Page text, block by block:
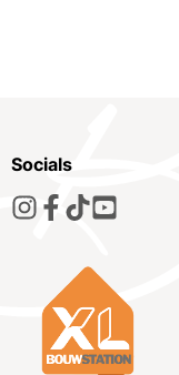
Socials